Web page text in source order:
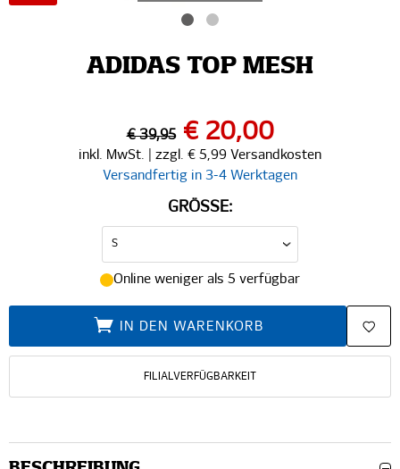
ADIDAS TOP MESH
€ 39,95 € 20,00
inkl. MwSt. | zzgl. € 5,99 Versandkosten
Versandfertig in 3-4 Werktagen
GRÖSSE:
Online weniger als 5 verfügbar
IN DEN WARENKORB
FILIALVERFÜGBARKEIT